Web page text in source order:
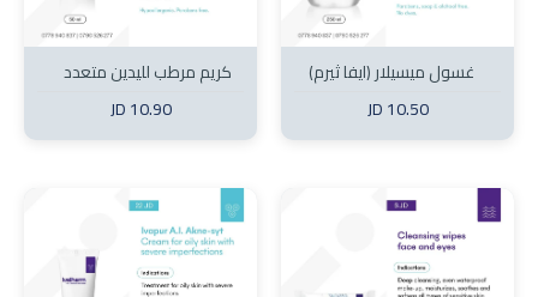
غسول ميسيلار (ايفا ثيرم)
10.50 JD
كريم مرطب لليدين متعدد
الأداء (إيفا ثيرم)
10.90 JD